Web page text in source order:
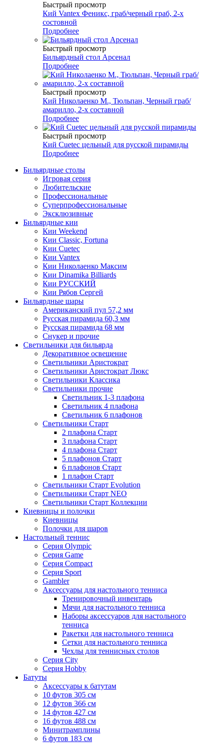
Быстрый просмотр
Кий Vantex Феникс, граб/черный граб, 2-х
состовной
Подробнее
Быстрый просмотр
Бильярдный стол Арсенал
Подробнее
Быстрый просмотр
Кий Николаенко М., Тюльпан, Черный граб/
амарилло, 2-х составной
Подробнее
Быстрый просмотр
Кий Cuetec цельный для русской пирамиды
Подробнее
Бильярдные столы
Игровая серия
Любительские
Профессиональные
Суперпрофессиональные
Эксклюзивные
Бильярдные кии
Кии Weekend
Кии Classic, Fortuna
Кии Cuetec
Кии Vantex
Кии Николаенко Максим
Кии Dinamika Billiards
Кии РУССКИЙ
Кии Рябов Сергей
Бильярдные шары
Американский пул 57,2 мм
Русская пирамида 60,3 мм
Русская пирамида 68 мм
Снукер и прочие
Светильники для бильярда
Декоративное освещение
Светильники Аристократ
Светильники Аристократ Люкс
Светильники Классика
Светильники прочие
Светильник 1-3 плафона
Светильник 4 плафона
Светильник 6 плафонов
Светильники Старт
2 плафона Старт
3 плафона Старт
4 плафона Старт
5 плафонов Старт
6 плафонов Старт
1 плафон Старт
Светильники Старт Evolution
Светильники Старт NEO
Светильники Старт Коллекции
Киевницы и полочки
Киевницы
Полочки для шаров
Настольный теннис
Серия Olympic
Серия Game
Серия Compact
Серия Sport
Gambler
Аксессуары для настольного тенниса
Тренировочный инвентарь
Мячи для настольного тенниса
Наборы аксессуаров для настольного
тенниса
Ракетки для настольного тенниса
Сетки для настольного тенниса
Чехлы для теннисных столов
Серия City
Серия Hobby
Батуты
Аксессуары к батутам
10 футов 305 см
12 футов 366 см
14 футов 427 см
16 футов 488 см
Минитрамплины
6 футов 183 см